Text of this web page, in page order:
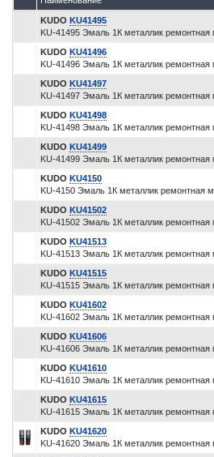
KUDO KU41495
KU-41495 Эмаль 1К металлик ремонтная
KUDO KU41496
KU-41496 Эмаль 1К металлик
KUDO KU41497
KU-41497 Эмаль 1К металлик
KUDO KU41498
KU-41498 Эмаль 1К металлик ремонтная
KUDO KU41499
KU-41499 Эмаль 1К металлик ремонтная
KUDO KU4150
KU-4150 Эмаль 1К металлик ремонтная
KUDO KU41502
KU-41502 Эмаль 1К металлик
KUDO KU41513
KU-41513 Эмаль 1К металлик
KUDO KU41515
KU-41515 Эмаль 1К металлик ремонтная
KUDO KU41602
KU-41602 Эмаль 1К металлик ремонтная
KUDO KU41606
KU-41606 Эмаль 1К металлик
KUDO KU41610
KU-41610 Эмаль 1К металлик ремонтная
KUDO KU41615
KU-41615 Эмаль 1К металлик
KUDO KU41620
KU-41620 Эмаль 1К металлик ремонтная